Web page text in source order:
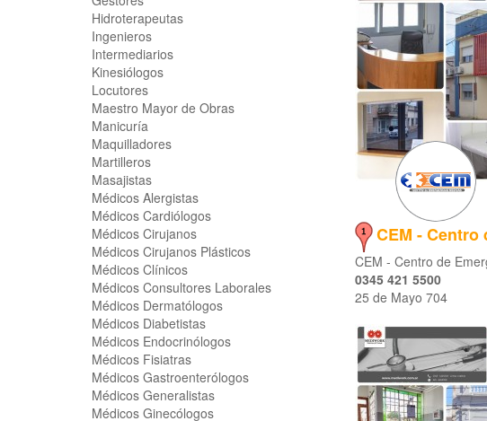
Hidroterapeutas
Ingenieros
Intermediarios
Kinesiólogos
Locutores
Maestro Mayor de Obras
Manicuría
Maquilladores
Martilleros
Masajistas
Médicos Alergistas
Médicos Cardiólogos
Médicos Cirujanos
Médicos Cirujanos Plásticos
Médicos Clínicos
Médicos Consultores Laborales
Médicos Dermatólogos
Médicos Diabetistas
Médicos Endocrinólogos
Médicos Fisiatras
Médicos Gastroenterólogos
Médicos Generalistas
Médicos Ginecólogos
CEM - Centro
CEM - Centro de
0345 421 5500
25 de Mayo 704